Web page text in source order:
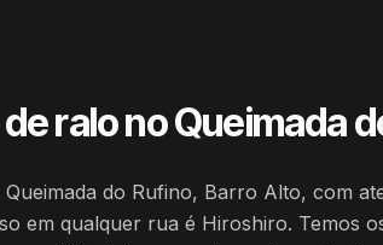
ralo no Queimada
do Rufino, Barro Alto, com
em qualquer rua é Hiroshiro. Temos